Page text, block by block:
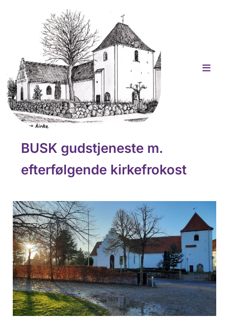
BUSK gudstjeneste m.
efterfølgende kirkefrokost